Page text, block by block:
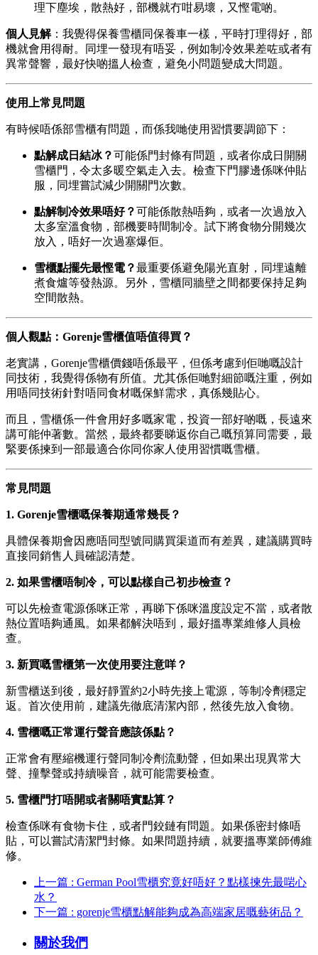
理下塵埃，散熱好，部機就冇咁易壞，又慳電啲。
個人見解：我覺得保養雪櫃同保養車一樣，平時打理得好，部
機就會用得耐。同埋一發現有唔妥，例如制冷效果差咗或者有
異常聲響，最好快啲搵人檢查，避免小問題變成大問題。
使用上常見問題
有時候唔係部雪櫃有問題，而係我哋使用習慣要調節下：
點解成日結冰？可能係門封條有問題，或者你成日開關
雪櫃門，令太多暖空氣走入去。檢查下門膠邊係咪仲貼
服，同埋嘗試減少開關門次數。
點解制冷效果唔好？可能係散熱唔夠，或者一次過放入
太多室溫食物，部機要時間制冷。試下將食物分開幾次
放入，唔好一次過塞爆佢。
雪櫃點擺先最慳電？最重要係避免陽光直射，同埋遠離
煮食爐等發熱源。另外，雪櫃同牆壁之間都要保持足夠
空間散熱。
個人觀點：Gorenje雪櫃值唔值得買？
老實講，Gorenje雪櫃價錢唔係最平，但係考慮到佢哋嘅設計
同技術，我覺得係物有所值。尤其係佢哋對細節嘅注重，例如
用唔同技術針對唔同食材嘅保鮮需求，真係幾貼心。
而且，雪櫃係一件會用好多嘅家電，投資一部好啲嘅，長遠來
講可能仲著數。當然，最終都要睇返你自己嘅預算同需要，最
緊要係揀到一部最適合你同你家人使用習慣嘅雪櫃。
常見問題
1. Gorenje雪櫃嘅保養期通常幾長？
具體保養期會因應唔同型號同購買渠道而有差異，建議購買時
直接同銷售人員確認清楚。
2. 如果雪櫃唔制冷，可以點樣自己初步檢查？
可以先檢查電源係咪正常，再睇下係咪溫度設定不當，或者散
熱位置唔夠通風。如果都解決唔到，最好搵專業維修人員檢
查。
3. 新買嘅雪櫃第一次使用要注意咩？
新雪櫃送到後，最好靜置約2小時先接上電源，等制冷劑穩定
返。首次使用前，建議先徹底清潔內部，然後先放入食物。
4. 雪櫃嘅正常運行聲音應該係點？
正常會有壓縮機運行聲同制冷劑流動聲，但如果出現異常大
聲、撞擊聲或持續噪音，就可能需要檢查。
5. 雪櫃門打唔開或者關唔實點算？
檢查係咪有食物卡住，或者門鉸鏈有問題。如果係密封條唔
貼，可以嘗試清潔門封條。如果問題持續，就要搵專業師傅維
修。
上一篇 : German Pool雪櫃究竟好唔好？點樣揀先最啱心
水？
下一篇 : gorenje雪櫃點解能夠成為高端家居嘅藝術品？
關於我們